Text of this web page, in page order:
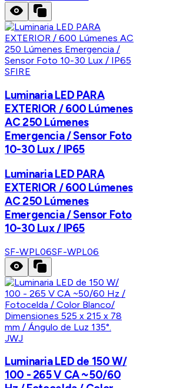
SFIRE
Luminaria LED PARA
EXTERIOR / 600 Lúmenes
AC 250 Lúmenes
Emergencia / Sensor Foto
10-30 Lux / IP65
Luminaria LED PARA
EXTERIOR / 600 Lúmenes
AC 250 Lúmenes
Emergencia / Sensor Foto
10-30 Lux / IP65
SF-WPL06SF-WPL06
JWJ
Luminaria LED de 150 W/
100 - 265 V CA ~50/60